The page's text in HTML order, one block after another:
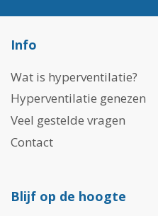
Info
Wat is hyperventilatie?
Hyperventilatie genezen
Veel gestelde vragen
Contact
Blijf op de hoogte